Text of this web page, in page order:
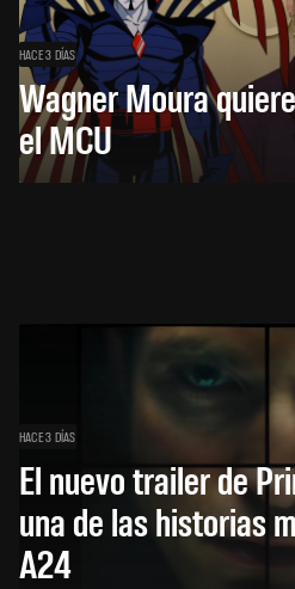
HACE 3 DÍAS
Wagner Moura
el MCU
HACE 3 DÍAS
El nuevo trailer de
una de las historias
A24